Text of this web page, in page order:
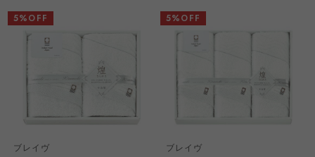
ブレイヴ
5%OFF
ブレイヴ
5%OFF